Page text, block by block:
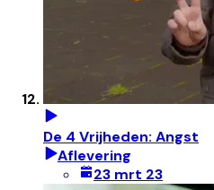
De 4 Vrijheden: Angst
Aflevering
23 mrt 23